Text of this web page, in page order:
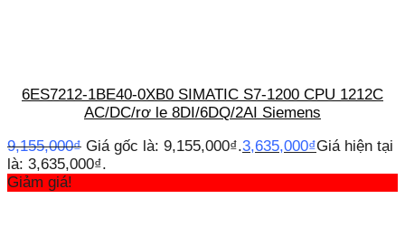
6ES7212-1BE40-0XB0 SIMATIC S7-1200 CPU 1212C
AC/DC/rơ le 8DI/6DQ/2AI Siemens
9,155,000₫ Giá gốc là: 9,155,000₫.3,635,000₫Giá hiện tại
là: 3,635,000₫.
Giảm giá!